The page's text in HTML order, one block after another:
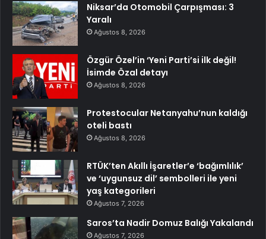
Niksar’da Otomobil Çarpışması: 3
Yaralı
Ağustos 8, 2026
Özgür Özel’in ‘Yeni Parti’si ilk değil!
İsimde Özal detayı
Ağustos 8, 2026
Protestocular Netanyahu’nun kaldığı
oteli bastı
Ağustos 8, 2026
RTÜK’ten Akıllı İşaretler’e ‘bağımlılık’
ve ‘uygunsuz dil’ sembolleri ile yeni
yaş kategorileri
Ağustos 7, 2026
Saros’ta Nadir Domuz Balığı Yakalandı
Ağustos 7, 2026